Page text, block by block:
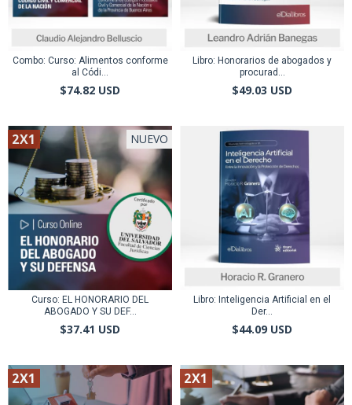
Combo: Curso: Alimentos conforme
al Códi...
$74.82 USD
Libro: Honorarios de abogados y
procurad...
$49.03 USD
2X1 NUEVO
Curso: EL HONORARIO DEL
ABOGADO Y SU DEF...
$37.41 USD
Libro: Inteligencia Artificial en el
Der...
$44.09 USD
2X1 2X1